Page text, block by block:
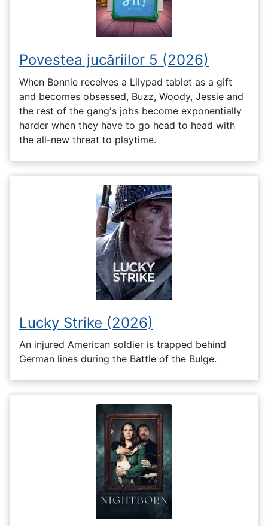
Povestea jucăriilor 5 (2026)
When Bonnie receives a Lilypad tablet as a gift
and becomes obsessed, Buzz, Woody, Jessie and
the rest of the gang's jobs become exponentially
harder when they have to go head to head with
the all-new threat to playtime.
Lucky Strike (2026)
An injured American soldier is trapped behind
German lines during the Battle of the Bulge.